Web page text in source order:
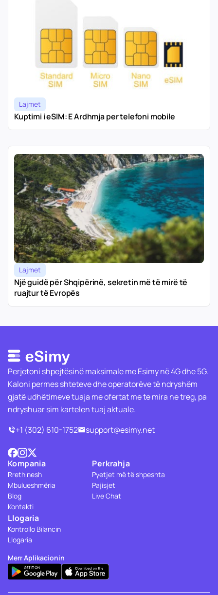
Lajmet
Kuptimi i eSIM: E Ardhmja per telefoni mobile
Lajmet
Një guidë për Shqipërinë, sekretin më të mirë të
ruajtur të Evropës
Perjetoni shpejtësinë maksimale me Esimy në 4G dhe 5G.
Kaloni permes shteteve dhe operatorëve të ndryshëm
gjatë udhëtimeve tuaja me ofertat me te mira ne treg, pa
ndryshuar sim kartelen tuaj aktuale.
+1 (302) 610-1752
support@esimy.net
Kompania
Rreth nesh
Mbulueshmëria
Blog
Kontakti
Perkrahja
Pyetjet më të shpeshta
Pajisjet
Live Chat
Llogaria
Kontrollo Bilancin
Llogaria
Merr Aplikacionin